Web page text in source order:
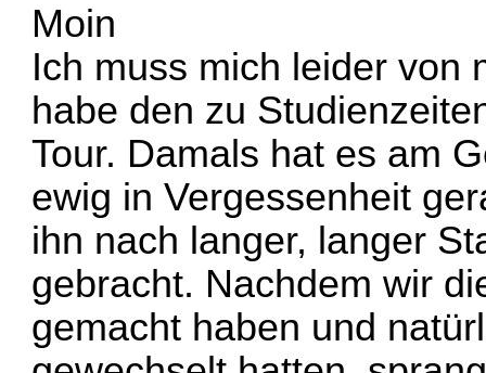
Moin
Ich muss mich leider von
habe den zu
Tour. Damals hat es am
ewig in Vergessenheit
ihn nach langer, langer
gebracht. Nachdem wir
gemacht haben und